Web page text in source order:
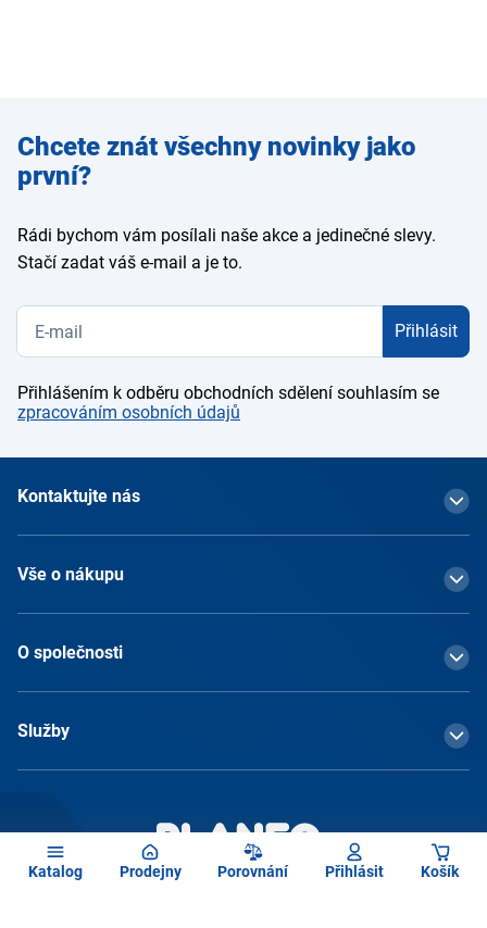
Katalog Prodejny Porovnání Přihlásit Košík
Zadejte
e-mail
Chcete znát všechny novinky jako
první?
Rádi bychom vám posílali naše akce a jedinečné slevy.
Stačí zadat váš e-mail a je to.
Přihlásit
Přihlášením k odběru obchodních sdělení souhlasím se
zpracováním osobních údajů
Kontaktujte nás
Vše o nákupu
O společnosti
Služby